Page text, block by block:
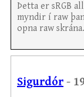
Þetta er sRGB
myndir í raw
opna raw skrána.
Sigurdór -